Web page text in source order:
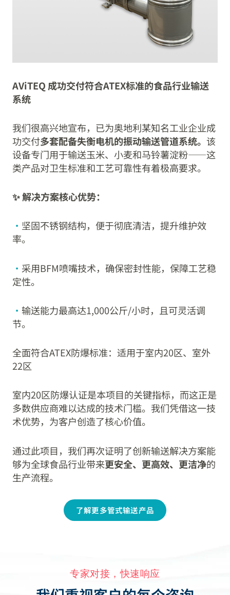
AViTEQ 成功交付符合ATEX标准的食品行业输送
系统
我们很高兴地宣布，已为奥地利某知名工业企业成
功交付多套配备失衡电机的振动输送管道系统。 该
设备专门用于输送玉米、小麦和马铃薯淀粉——这
类产品对卫生标准和工艺可靠性有着极高要求。
✨ 解决方案核心优势：
• 坚固不锈钢结构，便于彻底清洁，提升维护效
率。
• 采用BFM喷嘴技术，确保密封性能，保障工艺稳
定性。
•输送能力最高达1,000公斤/小时，且可灵活调
节。
全面符合ATEX防爆标准：适用于室内20区、室外
22区
室内20区防爆认证是本项目的关键指标，而这正是
多数供应商难以达成的技术门槛。我们凭借这一技
术优势，为客户创造了核心价值。
通过此项目，我们再次证明了创新输送解决方案能
够为全球食品行业带来更安全、更高效、更洁净的
生产流程。
了解更多管式输送产品
专家对接，快速响应